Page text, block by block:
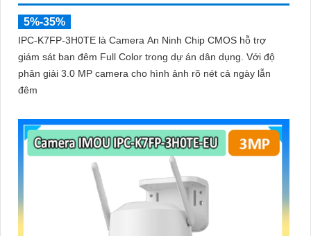
5%-35%
IPC-K7FP-3H0TE là Camera An Ninh Chip CMOS hỗ trợ
giám sát ban đêm Full Color trong dự án dân dụng. Với độ
phân giải 3.0 MP camera cho hình ảnh rõ nét cả ngày lẫn
đêm